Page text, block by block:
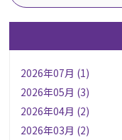
2026年07月 (1)
2026年05月 (3)
2026年04月 (2)
2026年03月 (2)